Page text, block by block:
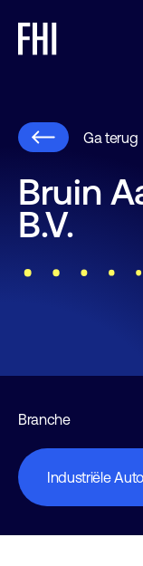
Ga terug
Bruin
B.V.
Branche
Industriële